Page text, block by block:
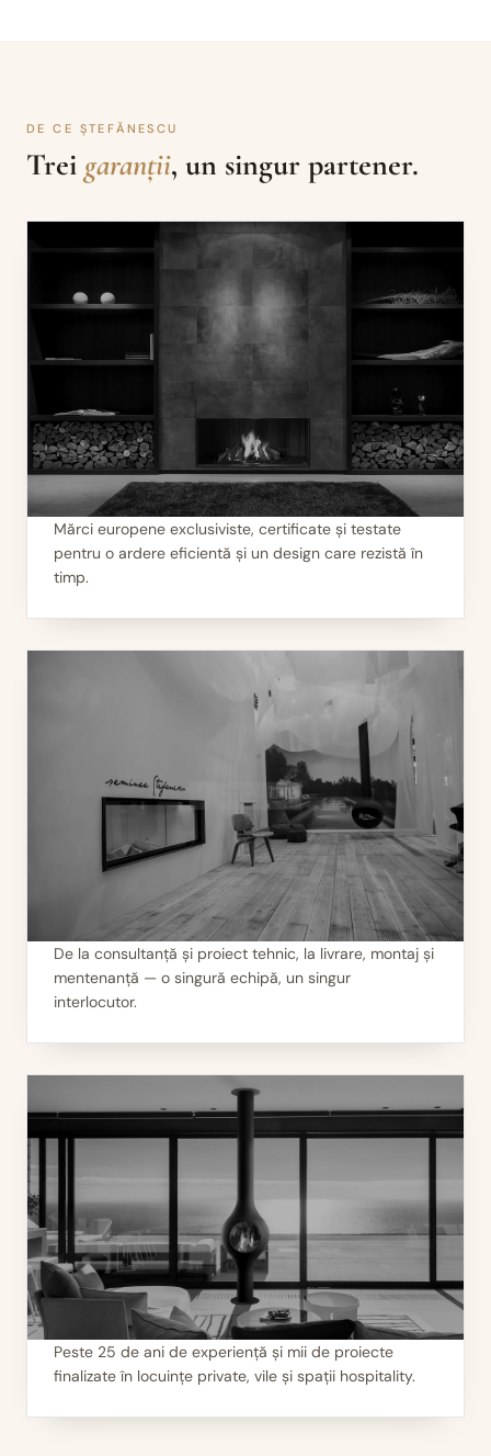
DE CE ȘTEFĂNESCU
Trei garanții, un singur partener.
I
Calitate garantată
Mărci europene exclusiviste, certificate și testate
pentru o ardere eficientă și un design care rezistă în
timp.
II
Servicii 360°
De la consultanță și proiect tehnic, la livrare, montaj și
mentenanță — o singură echipă, un singur
interlocutor.
III
Peste 25 de ani de experiență și mii de proiecte
finalizate în locuințe private, vile și spații hospitality.